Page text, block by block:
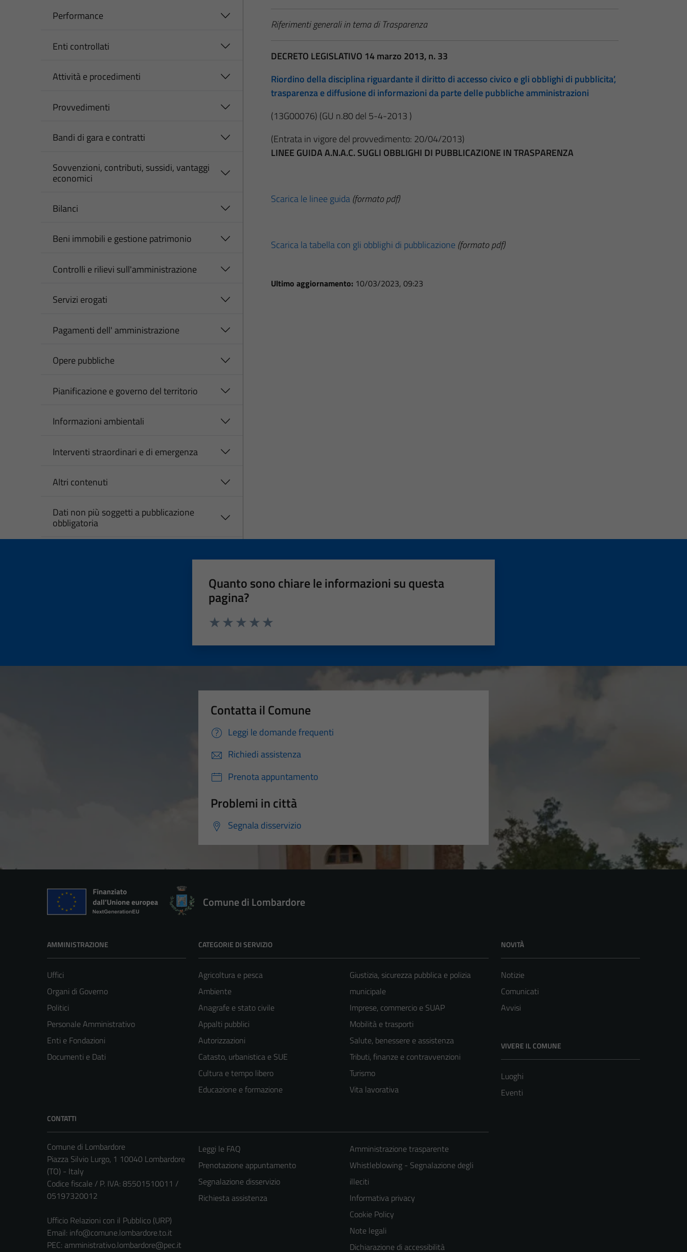
Performance
Enti controllati
Attività e procedimenti
Provvedimenti
Bandi di gara e contratti
Sovvenzioni, contributi, sussidi, vantaggi
economici
Bilanci
Beni immobili e gestione patrimonio
Controlli e rilievi sull'amministrazione
Servizi erogati
Pagamenti dell' amministrazione
Opere pubbliche
Pianificazione e governo del territorio
Informazioni ambientali
Interventi straordinari e di emergenza
Altri contenuti
Dati non più soggetti a pubblicazione
obbligatoria
Riferimenti generali in tema di Trasparenza
DECRETO LEGISLATIVO 14 marzo 2013, n. 33
Riordino della disciplina riguardante il diritto di accesso civico e gli obblighi di pubblicita’,
trasparenza e diffusione di informazioni da parte delle pubbliche amministrazioni
(13G00076) (GU n.80 del 5-4-2013 )
(Entrata in vigore del provvedimento: 20/04/2013)
LINEE GUIDA A.N.A.C. SUGLI OBBLIGHI DI PUBBLICAZIONE IN TRASPARENZA
Scarica le linee guida(formato pdf)
Scarica la tabella con gli obblighi di pubblicazione (formato pdf)
Ultimo aggiornamento: 10/03/2023, 09:23
Quanto sono chiare le informazioni su questa
pagina?
Contatta il Comune
Leggi le domande frequenti
Richiedi assistenza
Prenota appuntamento
Problemi in città
Segnala disservizio
Comune di Lombardore
AMMINISTRAZIONE
Uffici
Organi di Governo
Politici
Personale Amministrativo
Enti e Fondazioni
Documenti e Dati
CATEGORIE DI SERVIZIO
Agricoltura e pesca
Ambiente
Anagrafe e stato civile
Appalti pubblici
Autorizzazioni
Catasto, urbanistica e SUE
Cultura e tempo libero
Educazione e formazione
Giustizia, sicurezza pubblica e polizia
municipale
Imprese, commercio e SUAP
Mobilità e trasporti
Salute, benessere e assistenza
Tributi, finanze e contravvenzioni
Turismo
Vita lavorativa
NOVITÀ
Notizie
Comunicati
Avvisi
VIVERE IL COMUNE
Luoghi
Eventi
CONTATTI
Comune di Lombardore
Piazza Silvio Lurgo, 1 10040 Lombardore
(TO) - Italy
Codice fiscale / P. IVA: 85501510011 /
05197320012
Ufficio Relazioni con il Pubblico (URP)
Email: info@comune.lombardore.to.it
PEC: amministrativo.lombardore@pec.it
Leggi le FAQ
Prenotazione appuntamento
Segnalazione disservizio
Richiesta assistenza
Amministrazione trasparente
Whistleblowing - Segnalazione degli
illeciti
Informativa privacy
Cookie Policy
Note legali
Dichiarazione di accessibilità
Tecnici
Questi cookie
sono necessari
per il
funzionamento